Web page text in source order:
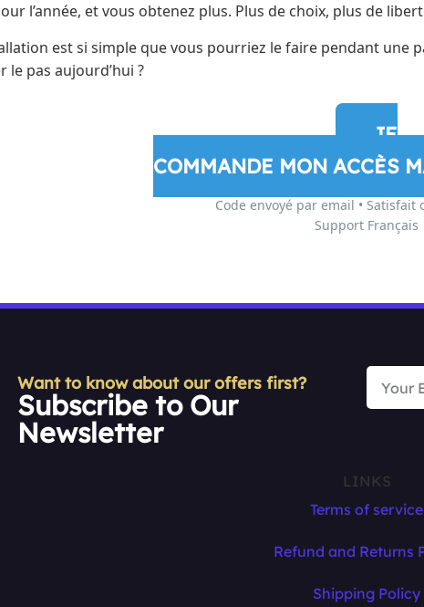
l’année, et vous obtenez plus. Plus de choix, plus de
est si simple que vous pourriez le faire pendant une
le pas aujourd’hui ?
JE
COMMANDE MON ACCÈS
Code envoyé par email • Satisfait
Support Français
Want to know about our offers first?
Subscribe to Our
Newsletter
LINKS
Terms of service
Refund and Returns
Shipping Policy